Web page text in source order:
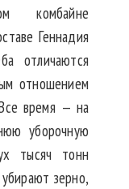
комбайне
Геннадия
отличаются
отношением
время — на
уборочную
тысяч тонн
зерно,